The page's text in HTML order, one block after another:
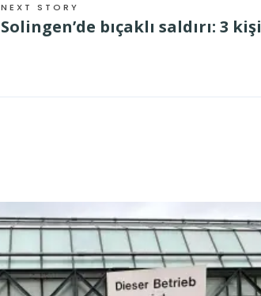
NEXT STORY
Solingen’de bıçaklı saldırı: 3